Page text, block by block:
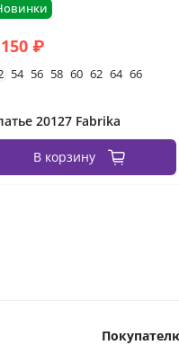
₽
54 56 58 60 62 64 66
20127 Fabrika
В корзину